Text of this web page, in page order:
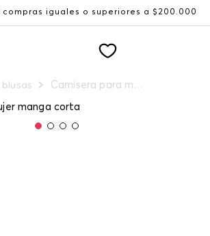
compras iguales o superiores a $200.000
blusas Camisera para mujer manga corta